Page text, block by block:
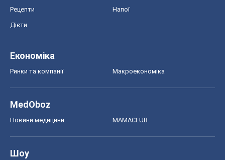
Рецепти Напої
Дієти
Економіка
Ринки та компанії Макроекономіка
MedOboz
Новини медицини MAMACLUB
Шоу